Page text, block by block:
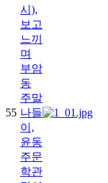
55
시),
보고
느끼
며
부암
동
주말
나들
이,
윤동
주문
학관